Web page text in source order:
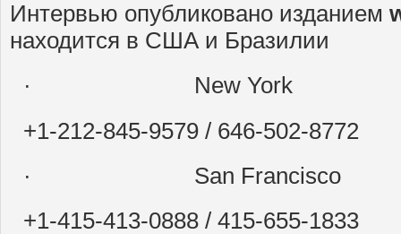
Интервью опубликовано изданием
находится в США и Бразилии
· New York
+1-212-845-9579 / 646-502-8772
· San Francisco
+1-415-413-0888 / 415-655-1833